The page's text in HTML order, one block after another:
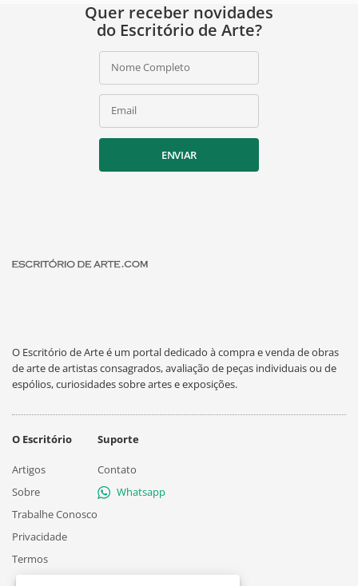
Quer receber novidades
do Escritório de Arte?
Nome Completo
Email
ENVIAR
O Escritório de Arte é um portal dedicado à compra e venda de obras
de arte de artistas consagrados, avaliação de peças individuais ou de
espólios, curiosidades sobre artes e exposições.
O Escritório
Artigos
Sobre
Trabalhe Conosco
Privacidade
Termos
Suporte
Contato
Whatsapp